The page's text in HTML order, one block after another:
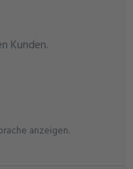
5 Sternen
Kunden.
anzeigen.